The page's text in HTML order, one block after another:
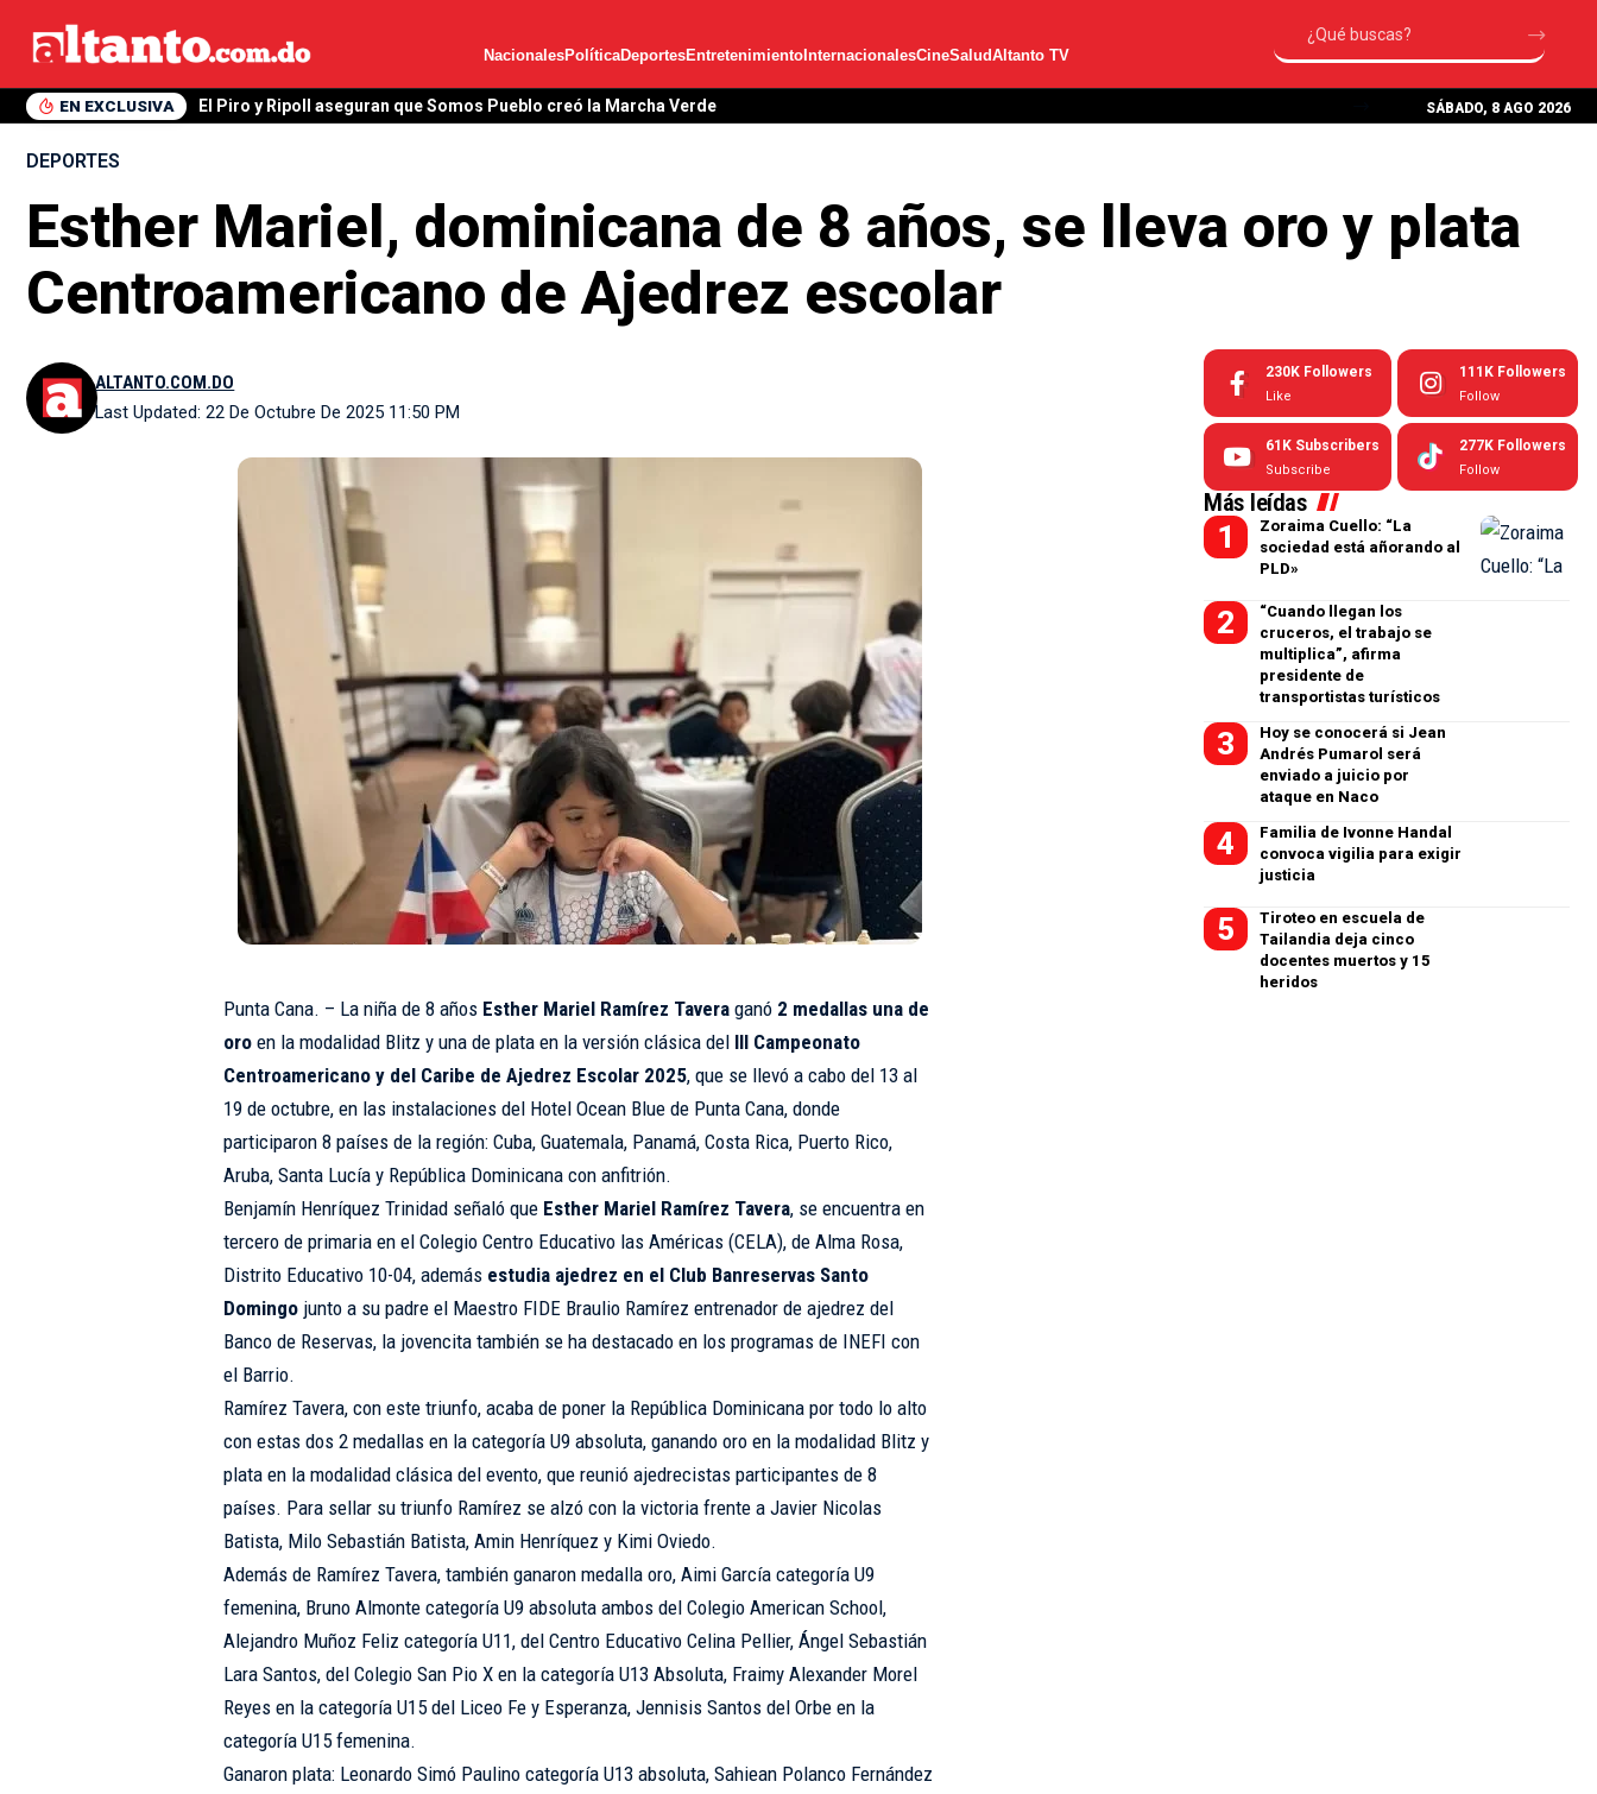
NacionalesPolíticaDeportesEntretenimiento InternacionalesCineSaludAltanto TV
EN EXCLUSIVA El Piro y Ripoll aseguran que Somos Pueblo creó la Marcha Verde SÁBADO, 8 AGO 2026
DEPORTES
Esther Mariel, dominicana de 8 años, se lleva oro y plata
Centroamericano de Ajedrez escolar
Last Updated: 22 De Octubre De 2025 11:50 PM
ALTANTO.COM.DO
Punta Cana. – La niña de 8 años Esther Mariel Ramírez Taveraganó 2 medallas una de
oro en la modalidad Blitz y una de plata en la versión clásica delIII Campeonato
Centroamericano y del Caribe de Ajedrez Escolar 2025, que se llevó a cabo del 13 al
19 de octubre, en las instalaciones del Hotel Ocean Blue de Punta Cana, donde
participaron 8 países de la región: Cuba, Guatemala, Panamá, Costa Rica, Puerto Rico,
Aruba, Santa Lucía y República Dominicana con anfitrión.
Benjamín Henríquez Trinidad señaló que Esther Mariel Ramírez Tavera, se encuentra en
tercero de primaria en el Colegio Centro Educativo las Américas (CELA), de Alma Rosa,
Distrito Educativo 10-04, además estudia ajedrez en el Club Banreservas Santo
Domingojunto a su padre el Maestro FIDE Braulio Ramírez entrenador de ajedrez del
Banco de Reservas, la jovencita también se ha destacado en los programas de INEFI con
el Barrio.
Ramírez Tavera, con este triunfo, acaba de poner la República Dominicana por todo lo alto
con estas dos 2 medallas en la categoría U9 absoluta, ganando oro en la modalidad Blitz y
plata en la modalidad clásica del evento, que reunió ajedrecistas participantes de 8
países. Para sellar su triunfo Ramírez se alzó con la victoria frente a Javier Nicolas
Batista, Milo Sebastián Batista, Amin Henríquez y Kimi Oviedo.
Además de Ramírez Tavera, también ganaron medalla oro, Aimi García categoría U9
femenina, Bruno Almonte categoría U9 absoluta ambos del Colegio American School,
Alejandro Muñoz Feliz categoría U11, del Centro Educativo Celina Pellier, Ángel Sebastián
Lara Santos, del Colegio San Pio X en la categoría U13 Absoluta, Fraimy Alexander Morel
Reyes en la categoría U15 del Liceo Fe y Esperanza, Jennisis Santos del Orbe en la
categoría U15 femenina.
Ganaron plata: Leonardo Simó Paulino categoría U13 absoluta, Sahiean Polanco Fernández
230K Followers
Like
111K Followers
Follow
61K Subscribers
Subscribe
277K Followers
Follow
Más leídas
Zoraima Cuello: “La
sociedad está añorando al
PLD»
“Cuando llegan los
cruceros, el trabajo se
multiplica”, afirma
presidente de
transportistas turísticos
Hoy se conocerá si Jean
Andrés Pumarol será
enviado a juicio por
ataque en Naco
Familia de Ivonne Handal
convoca vigilia para exigir
justicia
Tiroteo en escuela de
Tailandia deja cinco
docentes muertos y 15
heridos